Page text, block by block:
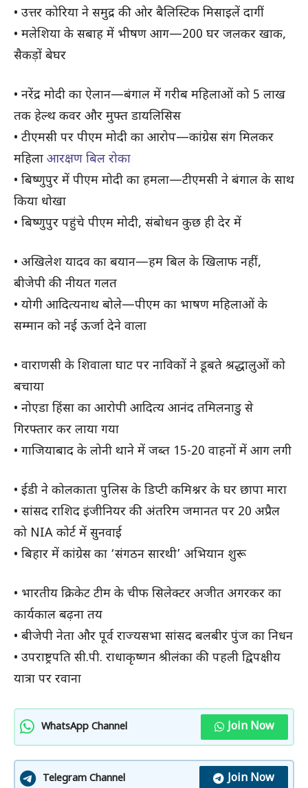
• उत्तर कोरिया ने समुद्र की ओर बैलिस्टिक मिसाइलें दागीं
• मलेशिया के सबाह में भीषण आग—200 घर जलकर खाक,
सैकड़ों बेघर
• नरेंद्र मोदी का ऐलान—बंगाल में गरीब महिलाओं को 5 लाख
तक हेल्थ कवर और मुफ्त डायलिसिस
• टीएमसी पर पीएम मोदी का आरोप—कांग्रेस संग मिलकर
महिला आरक्षण बिल रोका
• बिष्णुपुर में पीएम मोदी का हमला—टीएमसी ने बंगाल के साथ
किया धोखा
• बिष्णुपुर पहुंचे पीएम मोदी, संबोधन कुछ ही देर में
• अखिलेश यादव का बयान—हम बिल के खिलाफ नहीं,
बीजेपी की नीयत गलत
• योगी आदित्यनाथ बोले—पीएम का भाषण महिलाओं के
सम्मान को नई ऊर्जा देने वाला
• वाराणसी के शिवाला घाट पर नाविकों ने डूबते श्रद्धालुओं को
बचाया
• नोएडा हिंसा का आरोपी आदित्य आनंद तमिलनाडु से
गिरफ्तार कर लाया गया
• गाजियाबाद के लोनी थाने में जब्त 15-20 वाहनों में आग लगी
• ईडी ने कोलकाता पुलिस के डिप्टी कमिश्नर के घर छापा मारा
• सांसद राशिद इंजीनियर की अंतरिम जमानत पर 20 अप्रैल
को NIA कोर्ट में सुनवाई
• बिहार में कांग्रेस का ‘संगठन सारथी’ अभियान शुरू
• भारतीय क्रिकेट टीम के चीफ सिलेक्टर अजीत अगरकर का
कार्यकाल बढ़ना तय
• बीजेपी नेता और पूर्व राज्यसभा सांसद बलबीर पुंज का निधन
• उपराष्ट्रपति सी.पी. राधाकृष्णन श्रीलंका की पहली द्विपक्षीय
यात्रा पर रवाना
WhatsApp Channel Join Now
Telegram Channel Join Now